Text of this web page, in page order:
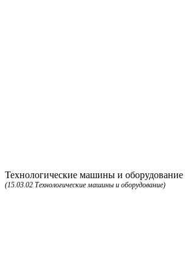
Технологические машины и оборудование
(15.03.02 Технологические машины и оборудование)